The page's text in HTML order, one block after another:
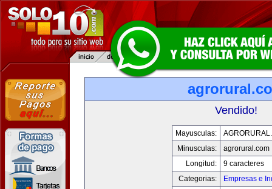
Vendido!
Mayusculas:
Minusculas:
agrorural.com
Longitud:
9 caracteres
Categorias:
Empresas e